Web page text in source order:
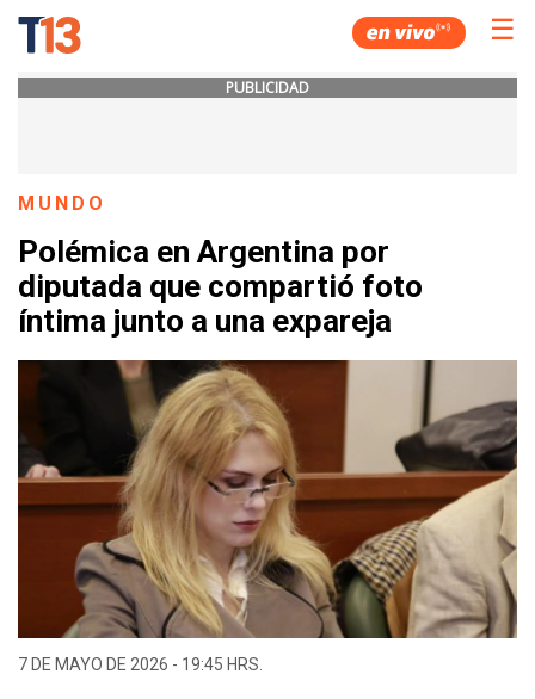
☰
PUBLICIDAD
MUNDO
Polémica en Argentina por
diputada que compartió foto
íntima junto a una expareja
7 DE MAYO DE 2026 - 19:45 HRS.